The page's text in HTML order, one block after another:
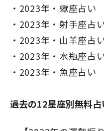
2023年・蠍座占い
2023年・射手座占
2023年・山羊座占
2023年・水瓶座占
2023年・魚座占い
過去の12星座別無料占